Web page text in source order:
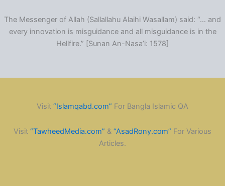
The Messenger of Allah (Sallallahu Alaihi Wasallam) said: “… and
every innovation is misguidance and all misguidance is in the
Hellfire.” [Sunan An-Nasa’i: 1578]
Visit “Islamqabd.com” For Bangla Islamic QA
Visit “TawheedMedia.com” & “AsadRony.com” For Various
Articles.